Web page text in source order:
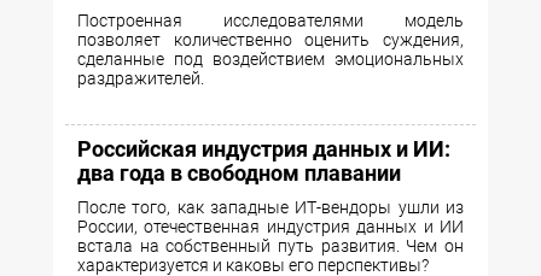
Построенная исследователями модель
позволяет количественно оценить суждения,
сделанные под воздействием эмоциональных
раздражителей.
Российская индустрия данных и ИИ:
два года в свободном плавании
После того, как западные ИТ-вендоры ушли из
России, отечественная индустрия данных и ИИ
встала на собственный путь развития. Чем он
характеризуется и каковы его перспективы?